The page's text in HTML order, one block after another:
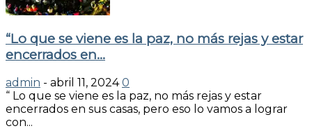
“Lo que se viene es la paz, no más rejas y estar
encerrados en...
admin - abril 11, 2024 0
“ Lo que se viene es la paz, no más rejas y estar
encerrados en sus casas, pero eso lo vamos a lograr
con...